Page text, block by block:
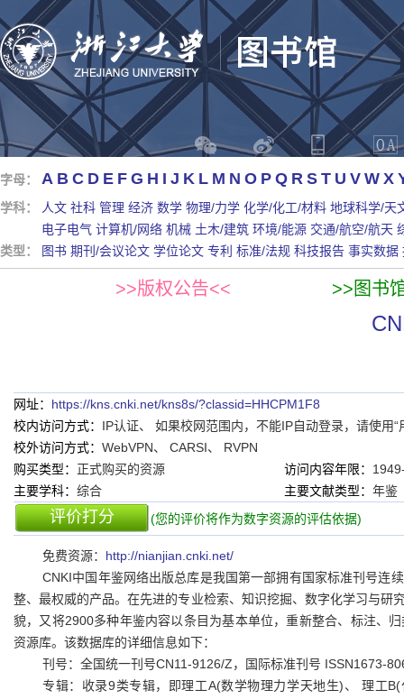
字母： A B C D E F G H I J K L M N O P Q R S T U V W X
学科： 人文 社科 管理 经济 数学 物理/力学 化学/化工/材料 地球科学/天
电子电气 计算机/网络 机械 土木/建筑 环境/能源 交通/航空/航天
类型：
图书 期刊/会议论文 学位论文 专利 标准/法规 科技报告 事实数据
>>版权公告<< >>图书
网址： https://kns.cnki.net/kns8s/?classid=HHCPM1F8
校内访问方式： IP认证、 如果校网范围内，不能IP自动登录，请使用
校外访问方式： WebVPN、 CARSI、 RVPN
购买类型： 正式购买的资源 访问内容年限：
主要学科： 综合 主要文献类型： 年鉴
评价打分 (您的评价将作为数字资源的评估依据)
免费资源： http://nianjian.cnki.net/
CNKI中国年鉴网络出版总库是我国第一部拥有国家标准刊号连
整、最权威的产品。在先进的专业检索、知识挖掘、数字化学习与研
貌，又将2900多种年鉴内容以条目为基本单位，重新整合、标注、
资源库。该数据库的详细信息如下：
刊号：全国统一刊号CN11-9126/Z，国际标准刊号 ISSN1673-
专辑：收录9类专辑，即理工A(数学物理力学天地生)、 理工